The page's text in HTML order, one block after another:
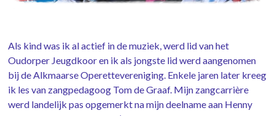
Als kind was ik al actief in de muziek, werd lid van het
Oudorper Jeugdkoor en ik als jongste lid werd aangenomen
bij de Alkmaarse Operettevereniging. Enkele jaren later kreeg
ik les van zangpedagoog Tom de Graaf. Mijn zangcarrière
werd landelijk pas opgemerkt na mijn deelname aan Henny